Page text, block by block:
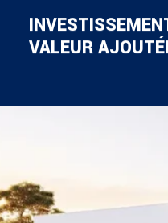
VALEUR